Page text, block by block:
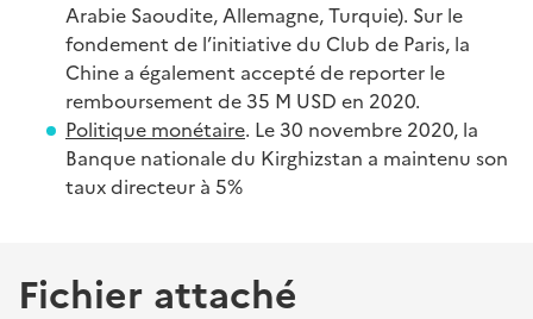
Arabie Saoudite, Allemagne, Turquie). Sur le
fondement de l’initiative du Club de Paris, la
Chine a également accepté de reporter le
remboursement de 35 M USD en 2020.
Politique monétaire. Le 30 novembre 2020, la
Banque nationale du Kirghizstan a maintenu son
taux directeur à 5%
Fichier attaché